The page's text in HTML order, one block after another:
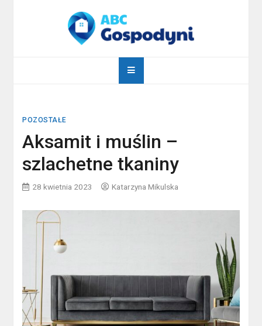
abcgospodyni.pl
POZOSTAŁE
Aksamit i muślin –
szlachetne tkaniny
28 kwietnia 2023 Katarzyna Mikulska